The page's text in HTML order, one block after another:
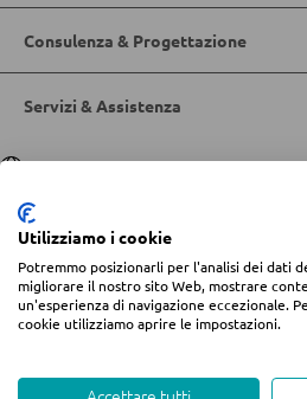
Poltrone relax
Poltrone con schienale
Poltrone TV
Sgabelli da bar
Pouf
Pouf a sacco
Consulenza & Progettazione
Servizi & Assistenza
LinguaDeutsch|Italiano
© 2026 Centro arredamento Jungmann
* Tutti i prezzi includono l'IVA piùspese di
indicato.
Modifica impostazioni dei cookie
Utilizziamo i cookie
Potremmo posizionarli per l'analisi dei dati
migliorare il nostro sito Web, mostrare
un'esperienza di navigazione eccezionale.
cookie utilizziamo aprire le impostazioni.